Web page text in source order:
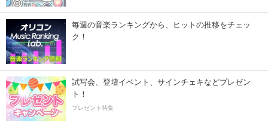
毎週の音楽ランキングから、ヒットの推移をチェッ
ク！
試写会、登壇イベント、サインチェキなどプレゼン
ト！
プレゼント特集